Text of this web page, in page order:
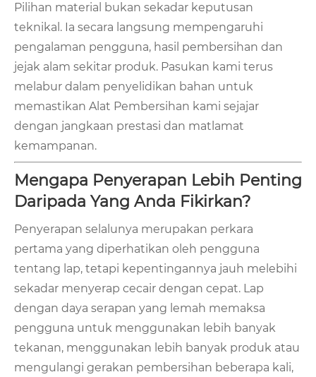
Pilihan material bukan sekadar keputusan
teknikal. Ia secara langsung mempengaruhi
pengalaman pengguna, hasil pembersihan dan
jejak alam sekitar produk. Pasukan kami terus
melabur dalam penyelidikan bahan untuk
memastikan Alat Pembersihan kami sejajar
dengan jangkaan prestasi dan matlamat
kemampanan.
Mengapa Penyerapan Lebih Penting
Daripada Yang Anda Fikirkan?
Penyerapan selalunya merupakan perkara
pertama yang diperhatikan oleh pengguna
tentang lap, tetapi kepentingannya jauh melebihi
sekadar menyerap cecair dengan cepat. Lap
dengan daya serapan yang lemah memaksa
pengguna untuk menggunakan lebih banyak
tekanan, menggunakan lebih banyak produk atau
mengulangi gerakan pembersihan beberapa kali,